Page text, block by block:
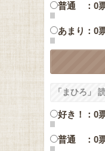
普通 ：0
あまり：0
「まひろ」
好き！：0
普通 ：0